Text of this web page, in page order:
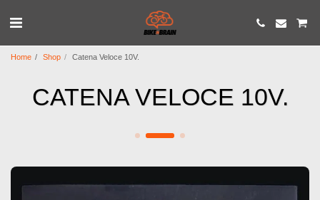
Home Shop Catena Veloce 10V.
CATENA VELOCE 10V.